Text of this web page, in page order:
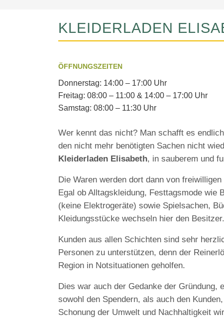
KLEIDERLADEN
ÖFFNUNGSZEITEN
Donnerstag: 14:00 – 17:00 Uhr
Freitag: 08:00 – 11:00 & 14:00 – 17:00 Uhr
Samstag: 08:00 – 11:30 Uhr
Wer kennt das nicht? Man schafft es
den nicht mehr benötigten Sachen nicht
Kleiderladen Elisabeth, in sauberem und
Die Waren werden dort dann von
Egal ob Alltagskleidung, Festtagsmode wie
(keine Elektrogeräte) sowie Spielsachen,
Kleidungsstücke wechseln hier den Besitzer.
Kunden aus allen Schichten sind sehr
Personen zu unterstützen, denn der
Region in Notsituationen geholfen.
Dies war auch der Gedanke der
sowohl den Spendern, als auch den
Schonung der Umwelt und Nachhaltigkeit